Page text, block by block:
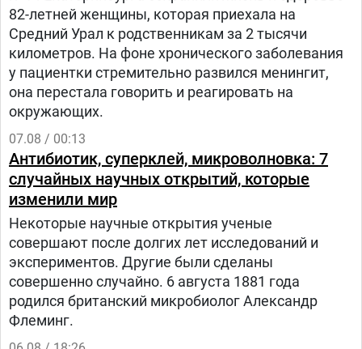
82-летней женщины, которая приехала на
Средний Урал к родственникам за 2 тысячи
километров. На фоне хронического заболевания
у пациентки стремительно развился менингит,
она перестала говорить и реагировать на
окружающих.
07.08 / 00:13
Антибиотик, суперклей, микроволновка: 7
случайных научных открытий, которые
изменили мир
Некоторые научные открытия ученые
совершают после долгих лет исследований и
экспериментов. Другие были сделаны
совершенно случайно. 6 августа 1881 года
родился британский микробиолог Александр
Флеминг.